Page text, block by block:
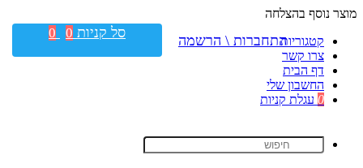
מוצר נוסף בהצלחה
קטגוריות
צרו קשר
דף הבית
החשבון שלי
0 עגלת קניות
התחברות \ הרשמה סל קניות 0
0